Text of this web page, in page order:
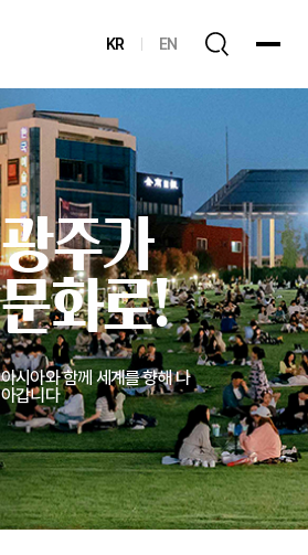
KR EN
광주가
문화로!
아시아와 함께 세계를 향해 나
아갑니다